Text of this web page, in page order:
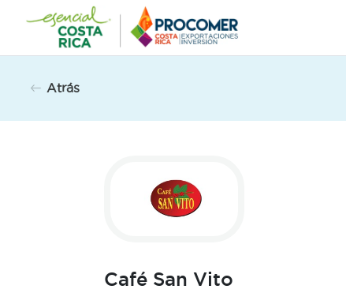
contenido
Atrás
Café San Vito